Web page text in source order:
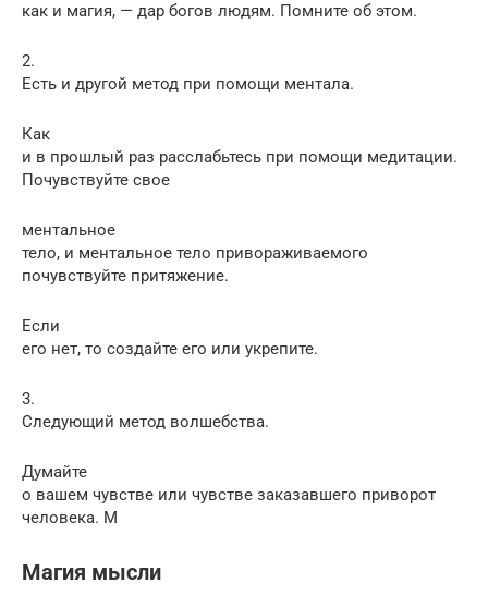
как и магия, — дар богов людям. Помните об этом.
2.
Есть и другой метод при помощи ментала.
Как
и в прошлый раз расслабьтесь при помощи медитации.
Почувствуйте свое
ментальное
тело, и ментальное тело привораживаемого
почувствуйте притяжение.
Если
его нет, то создайте его или укрепите.
3.
Следующий метод волшебства.
Думайте
о вашем чувстве или чувстве заказавшего приворот
человека. М
Магия мысли